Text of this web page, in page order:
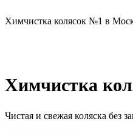
Химчистка колясок №1 в
Химчистка
Чистая и свежая коляска без